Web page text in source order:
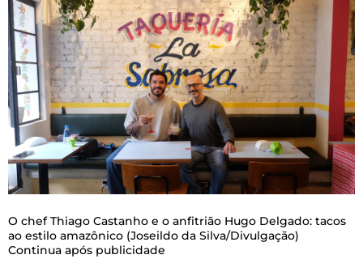
O chef Thiago Castanho e o anfitrião Hugo Delgado: tacos
ao estilo amazônico (Joseildo da Silva/Divulgação)
Continua após publicidade